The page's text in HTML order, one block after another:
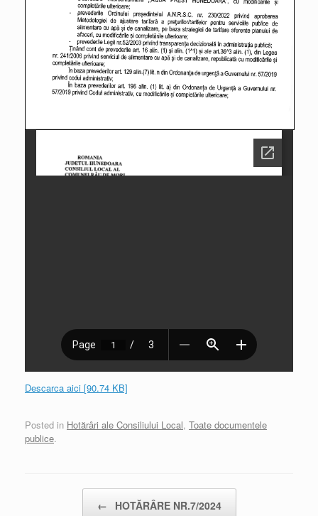
Descarca aici [90.74 KB]
Posted in Hotărâri ale Consiliului Local, Toate documentele
publice.
← HOTĂRÂRE NR.7/2024